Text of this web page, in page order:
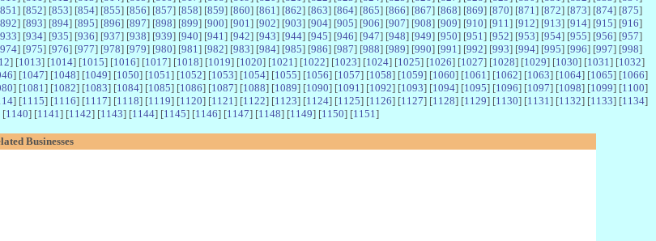
851 ] [852] [853] [854] [855] [856] [857] [858] [859] [860] [861 ] [862] [863] [864] [865] [866] [867] [868] [869] [870] [871 ] [872] [873] [874] [875]
892] [893] [894] [895] [896] [897] [898] [899] [900] [901 ] [902] [903] [904] [905] [906] [907] [908] [909] [910] [911 ] [912] [913] [914] [915] [916]
933] [934] [935] [936] [937] [938] [939] [940] [941 ] [942] [943] [944] [945] [946] [947] [948] [949] [950] [951 ] [952] [953] [954] [955] [956] [957]
974] [975] [976] [977] [978] [979] [980] [981 ] [982] [983] [984] [985] [986] [987] [988] [989] [990] [991 ] [992] [993] [994] [995] [996] [997] [998]
] [1013] [1014] [1015] [1016] [1017] [1018] [1019] [1020] [1021 ] [1022] [1023] [1024] [1025] [1026] [1027] [1028] [1029] [1030] [1031 ] [1032]
] [1047] [1048] [1049] [1050] [1051 ] [1052] [1053] [1054] [1055] [1056] [1057] [1058] [1059] [1060] [1061 ] [1062] [1063] [1064] [1065] [1066]
] [1081 ] [1082] [1083] [1084] [1085] [1086] [1087] [1088] [1089] [1090] [1091 ] [1092] [1093] [1094] [1095] [1096] [1097] [1098] [1099] [1100]
] [1115] [1116] [1117] [1118] [1119] [1120] [1121 ] [1122] [1123] [1124] [1125] [1126] [1127] [1128] [1129] [1130] [1131 ] [1132] [1133] [1134]
[1140] [1141 ] [1142] [1143] [1144] [1145] [1146] [1147] [1148] [1149] [1150] [1151 ]
Businesses